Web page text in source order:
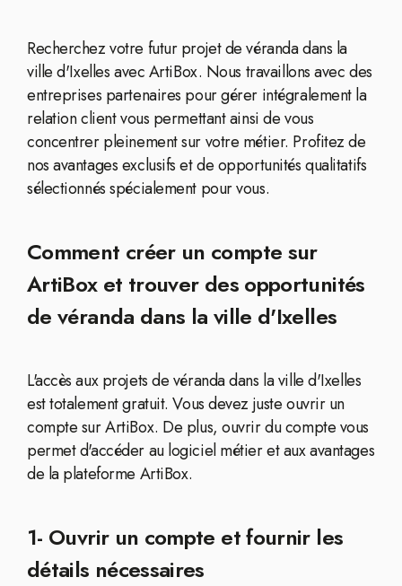
Recherchez votre futur projet de véranda dans la
ville d'Ixelles avec ArtiBox. Nous travaillons avec des
entreprises partenaires pour gérer intégralement la
relation client vous permettant ainsi de vous
concentrer pleinement sur votre métier. Profitez de
nos avantages exclusifs et de opportunités qualitatifs
sélectionnés spécialement pour vous.
Comment créer un compte sur
ArtiBox et trouver des opportunités
de véranda dans la ville d'Ixelles
L'accès aux projets de véranda dans la ville d'Ixelles
est totalement gratuit. Vous devez juste ouvrir un
compte sur ArtiBox. De plus, ouvrir du compte vous
permet d'accéder au logiciel métier et aux avantages
de la plateforme ArtiBox.
1- Ouvrir un compte et fournir les
détails nécessaires